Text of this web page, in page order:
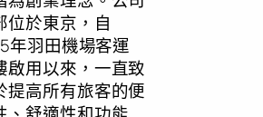
位於東京，自
年羽田機場客運
啟用以來，一直致
提高所有旅客的便